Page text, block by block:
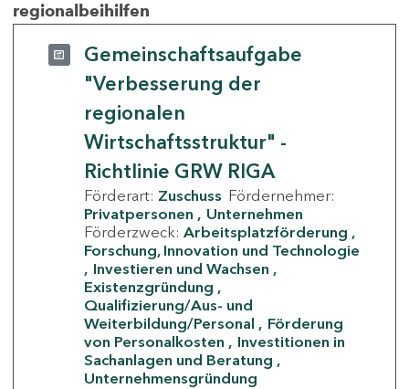
regionalbeihilfen
Gemeinschaftsaufgabe
"Verbesserung der
regionalen
Wirtschaftsstruktur" -
Richtlinie GRW RIGA
Förderart: Zuschuss Fördernehmer:
Privatpersonen
Unternehmen
Förderzweck: Arbeitsplatzförderung
Forschung, Innovation und Technologie
Investieren und Wachsen
Existenzgründung
Qualifizierung/Aus- und
Weiterbildung/Personal
Förderung
von Personalkosten
Investitionen in
Sachanlagen und Beratung
Unternehmensgründung